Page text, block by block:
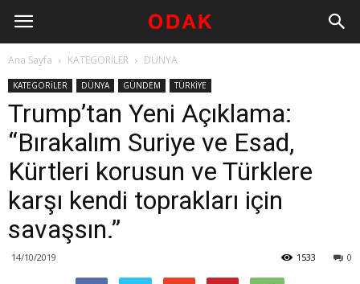
Ana Sayfa KATEGORİLER DÜNYA
KATEGORİLER DÜNYA GÜNDEM TÜRKİYE
Trump’tan Yeni Açıklama:
“Bırakalım Suriye ve Esad,
Kürtleri korusun ve Türklere
karşı kendi toprakları için
savaşsın.”
14/10/2019 0
1533